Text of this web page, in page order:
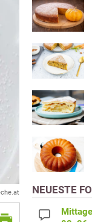
NEUESTE